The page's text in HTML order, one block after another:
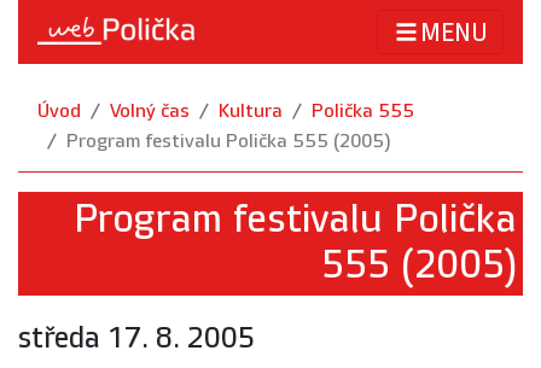
MENU
Úvod Volný čas Kultura
Polička 555
Program festivalu Polička 555 (2005)
Program festivalu Polička
555 (2005)
středa 17. 8. 2005